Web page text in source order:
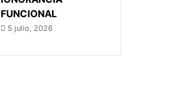
FUNCIONAL
5 julio, 2026